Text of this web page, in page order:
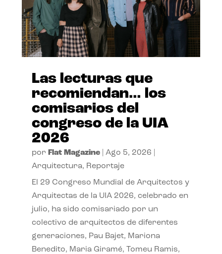
Las lecturas que
recomiendan… los
comisarios del
congreso de la UIA
2026
por Flat Magazine| Ago 5, 2026
Arquitectura, Reportaje
El 29 Congreso Mundial de Arquitectos y
Arquitectas de la UIA 2026, celebrado en
julio, ha sido comisariado por un
colectivo de arquitectos de diferentes
generaciones, Pau Bajet, Mariona
Benedito, Maria Giramé, Tomeu Ramis,